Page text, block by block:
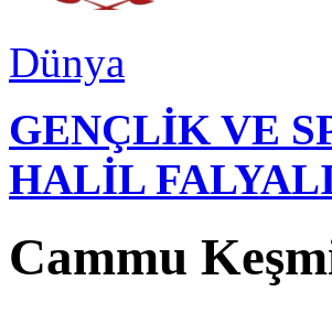
Dünya
GENÇLİK VE
HALİL
Cammu